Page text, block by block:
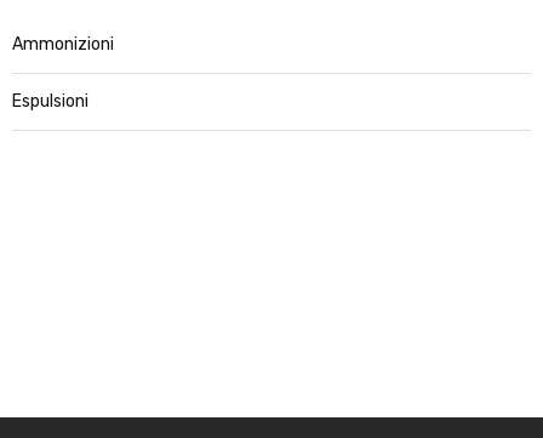
Ammonizioni
Espulsioni